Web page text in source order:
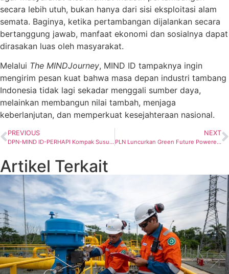
secara lebih utuh, bukan hanya dari sisi eksploitasi alam
semata. Baginya, ketika pertambangan dijalankan secara
bertanggung jawab, manfaat ekonomi dan sosialnya dapat
dirasakan luas oleh masyarakat.
Melalui The MINDJourney, MIND ID tampaknya ingin
mengirim pesan kuat bahwa masa depan industri tambang
Indonesia tidak lagi sekadar menggali sumber daya,
melainkan membangun nilai tambah, menjaga
keberlanjutan, dan memperkuat kesejahteraan nasional.
PREVIOUS
DPN-MIND ID-PERHAPI Kompak Susun Strategi Selamatkan Industri Minerba Nasional
NEXT
PLN Luncurkan Green Future Powered Today, Tingkatkan Pengalaman Pakai Transportasi Publik Berbasis Listrik
Artikel Terkait